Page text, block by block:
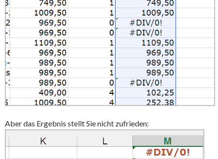
Aber das Ergebnis stellt Sie nicht zufrieden: